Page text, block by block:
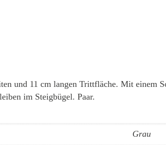
und 11 cm langen Trittfläche. Mit einem
im Steigbügel. Paar.
Grau